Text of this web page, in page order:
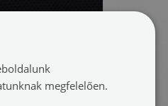
megfelelően.